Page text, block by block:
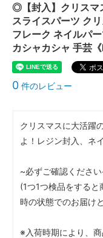
◎【封入】クリスマ
スライスパーツ ク
フレーク ネイルパ
カシャカシャ 手芸《
0 件のレビュー
クリスマスに大活躍
よ！レジン封入、ネ
~必ずご確認くださ
(1つ1つ検品をする
時の状態でのお届け
※入荷時期により、